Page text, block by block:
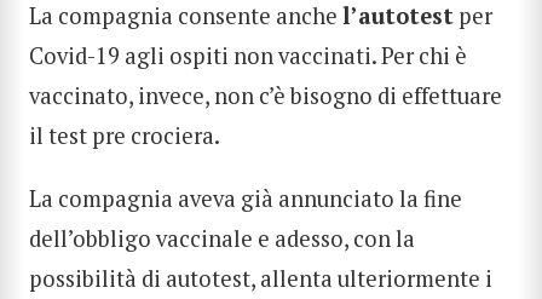
La compagnia consente anche l’autotest per
Covid-19 agli ospiti non vaccinati. Per chi è
vaccinato, invece, non c’è bisogno di effettuare
il test pre crociera.
La compagnia aveva già annunciato la fine
dell’obbligo vaccinale e adesso, con la
possibilità di autotest, allenta ulteriormente i